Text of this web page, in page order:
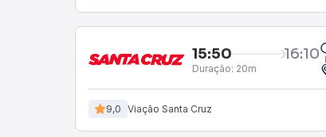
15:50 16:10
Duração: 20m
9,0 Viação Santa Cruz